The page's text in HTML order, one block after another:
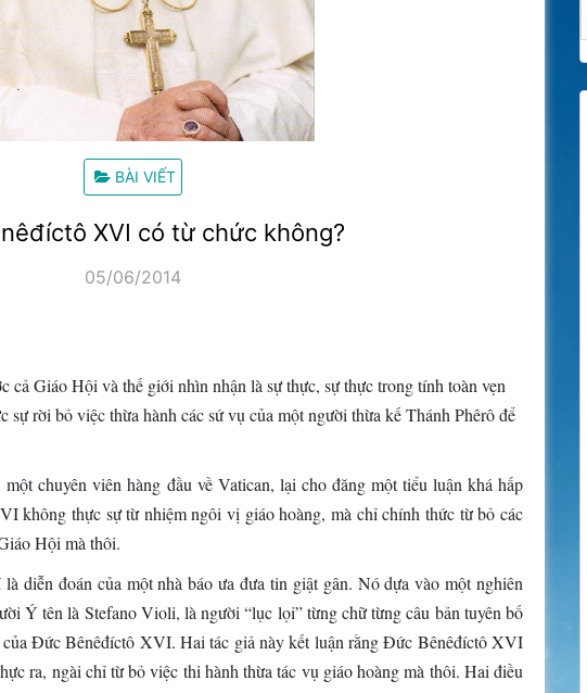
BÀI VIẾT
XVI có từ chức không?
05/06/2014
Giáo Hội và thế giới nhìn nhận là sự thực, sự thực trong tính toàn vẹn
sự rời bỏ việc thừa hành các sứ vụ của một người thừa kế Thánh Phêrô để
chuyên viên hàng đầu về Vatican, lại cho đăng một tiểu luận khá hấp
không thực sự từ nhiệm ngôi vị giáo hoàng, mà chỉ chính thức từ bỏ các
Hội mà thôi.
diễn đoán của một nhà báo ưa đưa tin giật gân. Nó dựa vào một nghiên
Ý tên là Stefano Violi, là người “lục lọi” từng chữ từng câu bản tuyên bố
Đức Bênêđíctô XVI. Hai tác giả này kết luận rằng Đức Bênêđíctô XVI
ra, ngài chỉ từ bỏ việc thi hành thừa tác vụ giáo hoàng mà thôi. Hai điều